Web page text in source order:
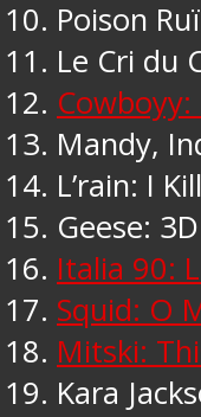
Poison
Le Cri du
Mandy,
L’rain: I
Geese:
Italia 90:
Squid: O
Mitski:
Kara